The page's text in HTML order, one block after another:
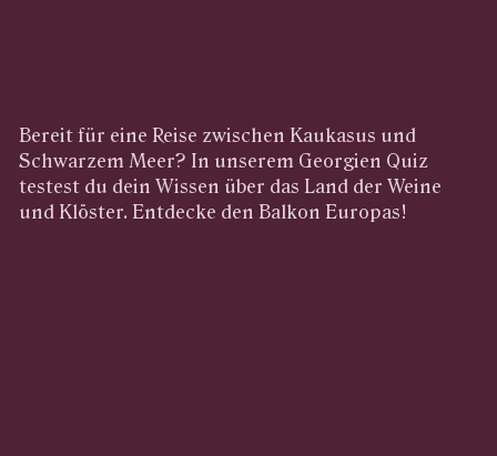
Bereit für eine Reise zwischen Kaukasus und
Schwarzem Meer? In unserem Georgien Quiz
testest du dein Wissen über das Land der Weine
und Klöster. Entdecke den Balkon Europas!